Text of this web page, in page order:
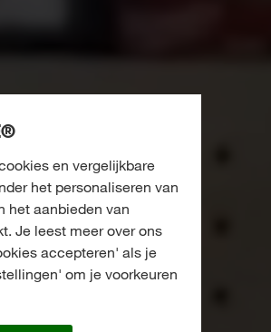
en vergelijkbare
het personaliseren van
het aanbieden van
Je leest meer over ons
accepteren' als je
om je voorkeuren